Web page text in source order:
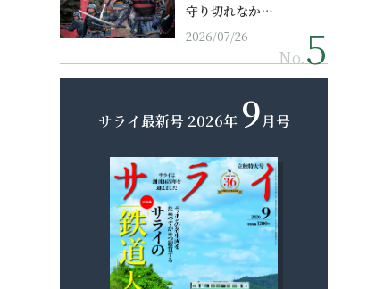
守り切れなか…
2026/07/26
No.
サライ最新号 2026年 9月号